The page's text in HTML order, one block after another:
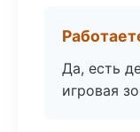
Да, есть
игровая